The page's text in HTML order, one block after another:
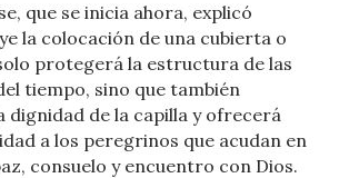
que se inicia ahora, explicó
la colocación de una cubierta o
protegerá la estructura de las
tiempo, sino que también
dignidad de la capilla y ofrecerá
a los peregrinos que acudan en
consuelo y encuentro con Dios.